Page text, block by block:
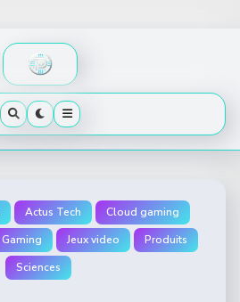
Actus Tech
Cloud gaming
Gaming Jeux video
Produits
Sciences